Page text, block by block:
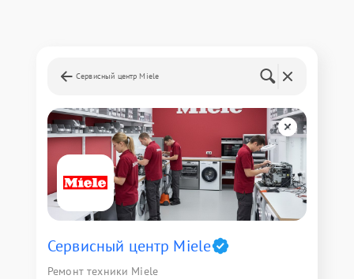
Сервисный центр Miele
Сервисный центр Miele
Ремонт техники Miele